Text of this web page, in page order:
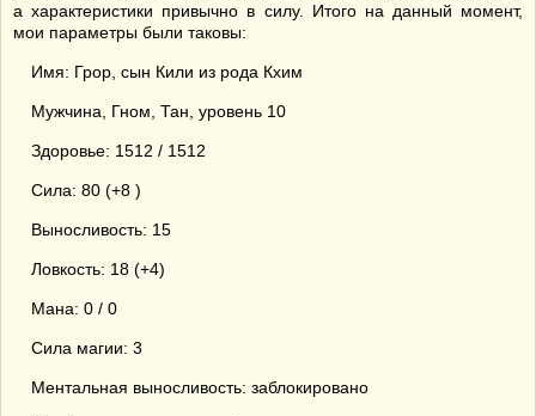
а характеристики привычно в силу. Итого на данный момент,
мои параметры были таковы:
Имя: Грор, сын Кили из рода Кхим
Мужчина, Гном, Тан, уровень 10
Здоровье: 1512 / 1512
Сила: 80 (+8 )
Выносливость: 15
Ловкость: 18 (+4)
Мана: 0 / 0
Сила магии: 3
Ментальная выносливость: заблокировано